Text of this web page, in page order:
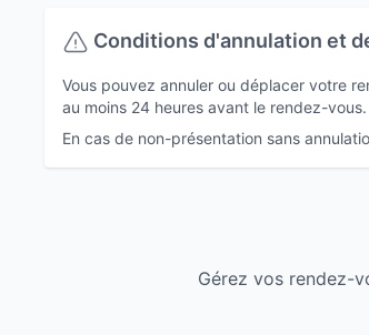
Conditions d'annulation et
Vous pouvez annuler ou déplacer votre
au moins 24 heures avant le rendez-vous.
En cas de non-présentation sans
Gérez vos rendez-